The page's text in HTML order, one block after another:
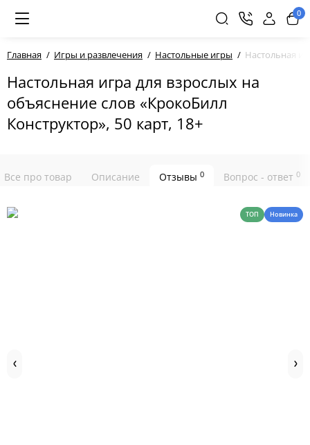
0
Главная Игры и развлечения Настольные игры Настольная
Настольная игра для взрослых на
объяснение слов «КрокоБилл
Конструктор», 50 карт, 18+
Все про товар Описание Отзывы 0 Вопрос - ответ 0
ТОП Новинка